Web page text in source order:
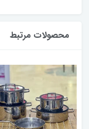
محصولات مرتبط